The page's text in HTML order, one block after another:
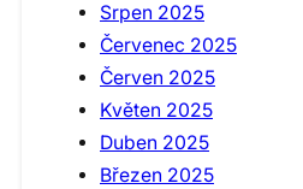
Srpen 2025
Červenec 2025
Červen 2025
Květen 2025
Duben 2025
Březen 2025